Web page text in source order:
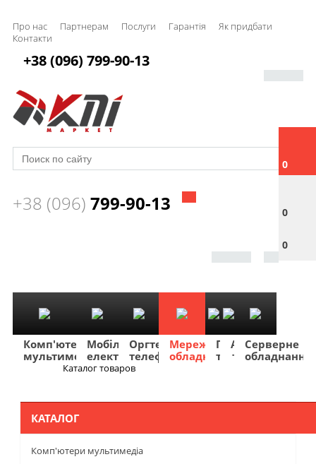
Про нас Партнерам Послуги Гарантія
Як придбати
Контакти
0
0
0
+38 (096) 799-90-13
+38 (096) 799-90-13
Комп'ютери
мультимедіа
Мобільна
електроніка
Оргтехніка
телефонія
Мережеве
обладнання
Побутова
техніка
TV
та
Фото
та
Авто
та
Серверне
обладнання
Каталог товаров
КАТАЛОГ
Комп'ютери мультимедіа